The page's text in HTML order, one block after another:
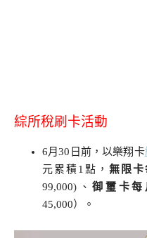
綜所稅刷卡活動
6月30日前，以樂翔卡
元累積1點， 無限卡
99,000)、御璽卡每
45,000）。